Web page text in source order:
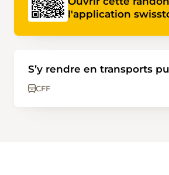
l'application
S’y rendre en transports
CFF